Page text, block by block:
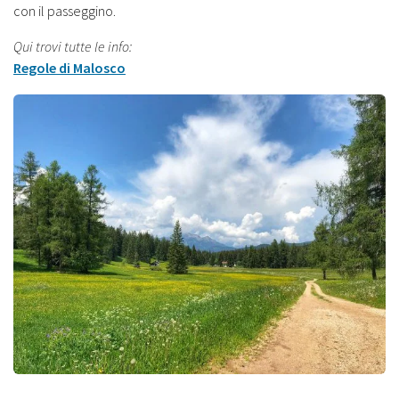
con il passeggino.
Qui trovi tutte le info:
Regole di Malosco